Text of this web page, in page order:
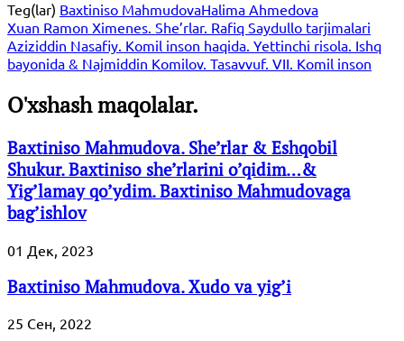
Teg(lar) Baxtiniso MahmudovaHalima Ahmedova
Xuan Ramon Ximenes. She’rlar. Rafiq Saydullo tarjimalari
Aziziddin Nasafiy. Komil inson haqida. Yettinchi risola. Ishq
bayonida & Najmiddin Komilov. Tasavvuf. VII. Komil inson
O'xshash maqolalar.
Baxtiniso Mahmudova. She’rlar & Eshqobil
Shukur. Baxtiniso she’rlarini o’qidim…&
Yig’lamay qo’ydim. Baxtiniso Mahmudovaga
bag’ishlov
01 Дек, 2023
Baxtiniso Mahmudova. Xudo va yig’i
25 Сен, 2022